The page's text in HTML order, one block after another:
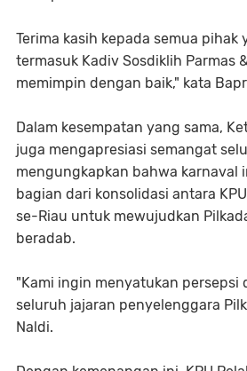
Terima kasih kepada semua pihak
termasuk Kadiv Sosdiklih Parmas
memimpin dengan baik," kata
Dalam kesempatan yang sama,
juga mengapresiasi semangat
mengungkapkan bahwa karnaval
bagian dari konsolidasi antara
se-Riau untuk mewujudkan
beradab.
"Kami ingin menyatukan persepsi
seluruh jajaran penyelenggara
Naldi.